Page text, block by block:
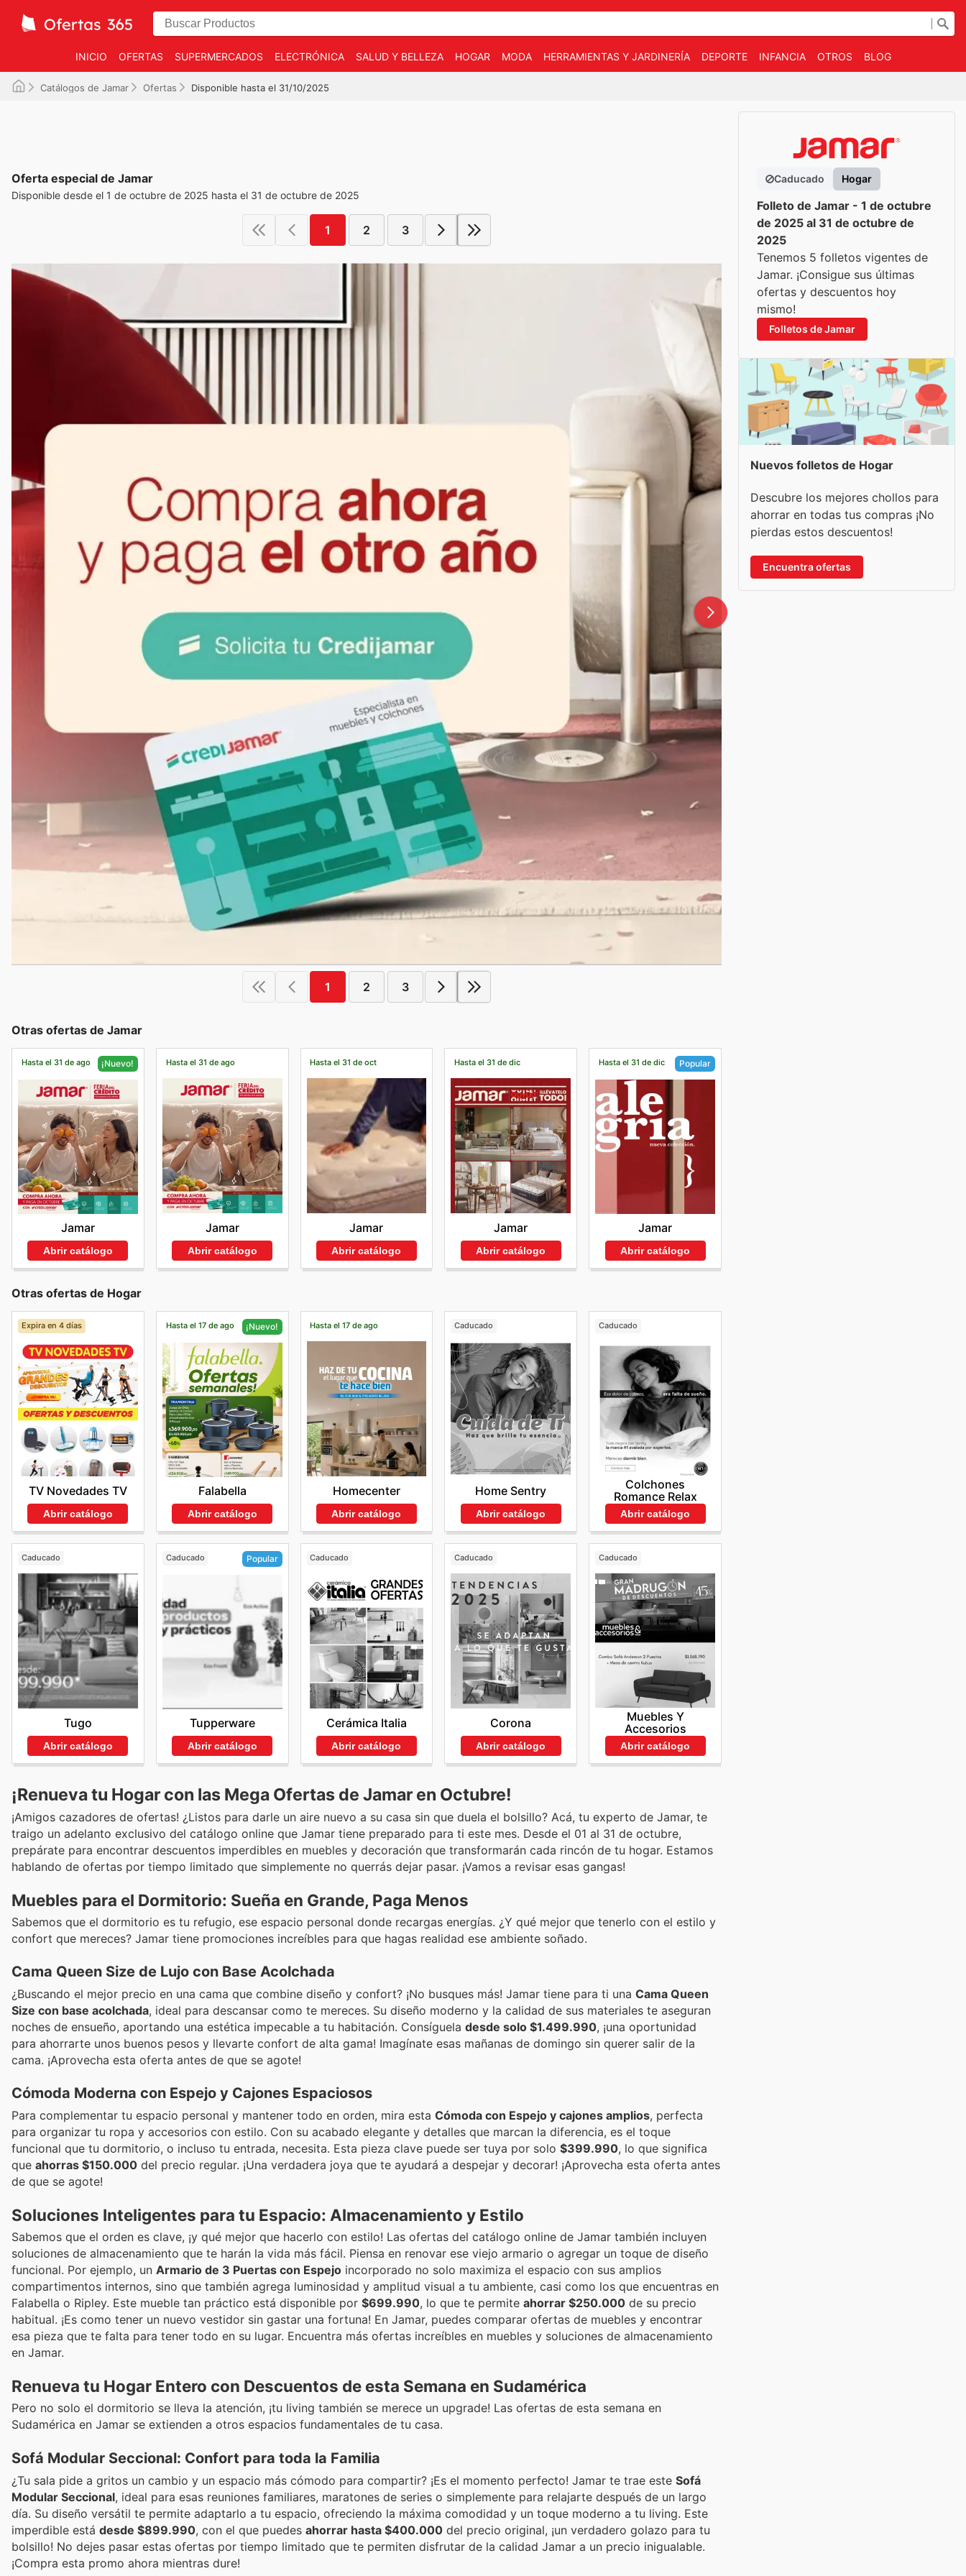
INICIO OFERTAS SUPERMERCADOS ELECTRÓNICA SALUD Y BELLEZA HOGAR MODA HERRAMIENTAS Y JARDINERÍA DEPORTE INFANCIA OTROS BLOG
Catálogos de Jamar Ofertas Disponible hasta el 31/10/2025
Oferta especial de Jamar
Disponible desde el 1 de octubre de 2025 hasta el 31 de octubre de 2025
1 2 3
1 2 3
Otras ofertas de Jamar
Hasta el 31 de ago ¡Nuevo!
Jamar
Abrir catálogo
Hasta el 31 de ago
Jamar
Abrir catálogo
Hasta el 31 de oct
Jamar
Abrir catálogo
Hasta el 31 de dic
Jamar
Abrir catálogo
Hasta el 31 de dic Popular
Jamar
Abrir catálogo
Otras ofertas de Hogar
Expira en 4 días
TV Novedades TV
Abrir catálogo
Hasta el 17 de ago ¡Nuevo!
Falabella
Abrir catálogo
Hasta el 17 de ago
Homecenter
Abrir catálogo
Caducado
Home Sentry
Abrir catálogo
Caducado
Colchones
Romance Relax
Abrir catálogo
Caducado
Tugo
Abrir catálogo
Caducado Popular
Tupperware
Abrir catálogo
Caducado
Cerámica Italia
Abrir catálogo
Caducado
Corona
Abrir catálogo
Caducado
Muebles Y
Accesorios
Abrir catálogo
¡Renueva tu Hogar con las Mega Ofertas de Jamar en Octubre!
¡Amigos cazadores de ofertas! ¿Listos para darle un aire nuevo a su casa sin que duela el bolsillo? Acá, tu experto de Jamar, te
traigo un adelanto exclusivo del catálogo online que Jamar tiene preparado para ti este mes. Desde el 01 al 31 de octubre,
prepárate para encontrar descuentos imperdibles en muebles y decoración que transformarán cada rincón de tu hogar. Estamos
hablando de ofertas por tiempo limitado que simplemente no querrás dejar pasar. ¡Vamos a revisar esas gangas!
Muebles para el Dormitorio: Sueña en Grande, Paga Menos
Sabemos que el dormitorio es tu refugio, ese espacio personal donde recargas energías. ¿Y qué mejor que tenerlo con el estilo y
confort que mereces? Jamar tiene promociones increíbles para que hagas realidad ese ambiente soñado.
Cama Queen Size de Lujo con Base Acolchada
¿Buscando el mejor precio en una cama que combine diseño y confort? ¡No busques más! Jamar tiene para ti una Cama Queen
Size con base acolchada, ideal para descansar como te mereces. Su diseño moderno y la calidad de sus materiales te aseguran
noches de ensueño, aportando una estética impecable a tu habitación. Consíguela desde solo $1.499.990, ¡una oportunidad
para ahorrarte unos buenos pesos y llevarte confort de alta gama! Imagínate esas mañanas de domingo sin querer salir de la
cama. ¡Aprovecha esta oferta antes de que se agote!
Cómoda Moderna con Espejo y Cajones Espaciosos
Para complementar tu espacio personal y mantener todo en orden, mira esta Cómoda con Espejo y cajones amplios, perfecta
para organizar tu ropa y accesorios con estilo. Con su acabado elegante y detalles que marcan la diferencia, es el toque
funcional que tu dormitorio, o incluso tu entrada, necesita. Esta pieza clave puede ser tuya por solo $399.990, lo que significa
que ahorras $150.000 del precio regular. ¡Una verdadera joya que te ayudará a despejar y decorar! ¡Aprovecha esta oferta antes
de que se agote!
Soluciones Inteligentes para tu Espacio: Almacenamiento y Estilo
Sabemos que el orden es clave, ¡y qué mejor que hacerlo con estilo! Las ofertas del catálogo online de Jamar también incluyen
soluciones de almacenamiento que te harán la vida más fácil. Piensa en renovar ese viejo armario o agregar un toque de diseño
funcional. Por ejemplo, un Armario de 3 Puertas con Espejo incorporado no solo maximiza el espacio con sus amplios
compartimentos internos, sino que también agrega luminosidad y amplitud visual a tu ambiente, casi como los que encuentras en
Falabella o Ripley. Este mueble tan práctico está disponible por $699.990, lo que te permite ahorrar $250.000 de su precio
habitual. ¡Es como tener un nuevo vestidor sin gastar una fortuna! En Jamar, puedes comparar ofertas de muebles y encontrar
esa pieza que te falta para tener todo en su lugar. Encuentra más ofertas increíbles en muebles y soluciones de almacenamiento
en Jamar.
Renueva tu Hogar Entero con Descuentos de esta Semana en Sudamérica
Pero no solo el dormitorio se lleva la atención, ¡tu living también se merece un upgrade! Las ofertas de esta semana en
Sudamérica en Jamar se extienden a otros espacios fundamentales de tu casa.
Sofá Modular Seccional: Confort para toda la Familia
¿Tu sala pide a gritos un cambio y un espacio más cómodo para compartir? ¡Es el momento perfecto! Jamar te trae este Sofá
Modular Seccional, ideal para esas reuniones familiares, maratones de series o simplemente para relajarte después de un largo
día. Su diseño versátil te permite adaptarlo a tu espacio, ofreciendo la máxima comodidad y un toque moderno a tu living. Este
imperdible está desde $899.990, con el que puedes ahorrar hasta $400.000 del precio original, ¡un verdadero golazo para tu
bolsillo! No dejes pasar estas ofertas por tiempo limitado que te permiten disfrutar de la calidad Jamar a un precio inigualable.
¡Compra esta promo ahora mientras dure!
Caducado Hogar
Folleto de Jamar - 1 de octubre
de 2025 al 31 de octubre de
2025
Tenemos 5 folletos vigentes de
Jamar. ¡Consigue sus últimas
ofertas y descuentos hoy
mismo!
Folletos de Jamar
Nuevos folletos de Hogar
Descubre los mejores chollos para
ahorrar en todas tus compras ¡No
pierdas estos descuentos!
Encuentra ofertas